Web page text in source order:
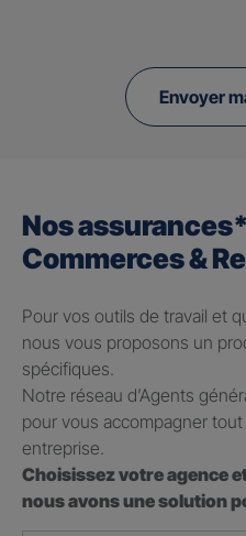
Envoyer
Nos assurances*
Commerces &
Pour vos outils de travail et
nous vous proposons un
spécifiques.
Notre réseau d’Agents
pour vous accompagner
entreprise.
Choisissez votre agence
nous avons une solution